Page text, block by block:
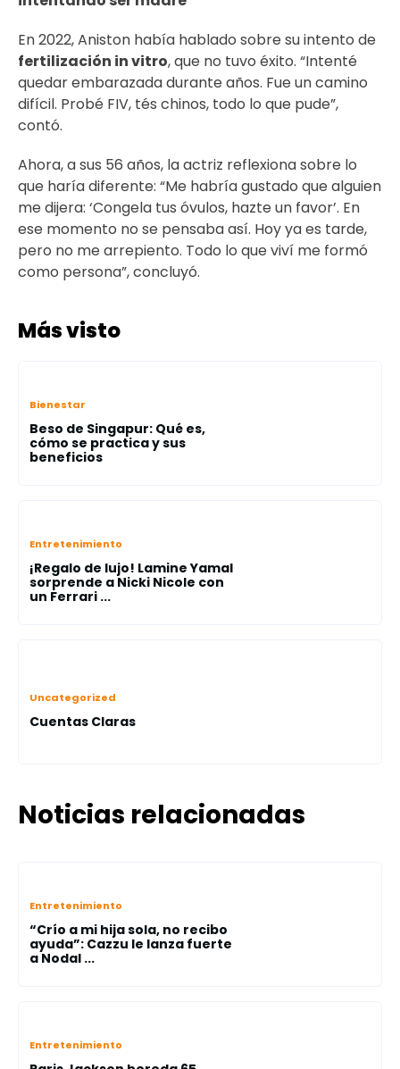
En 2022, Aniston había hablado sobre su intento de
fertilización in vitro, que no tuvo éxito. “Intenté
quedar embarazada durante años. Fue un camino
difícil. Probé FIV, tés chinos, todo lo que pude”,
contó.
Ahora, a sus 56 años, la actriz reflexiona sobre lo
que haría diferente: “Me habría gustado que alguien
me dijera: ‘Congela tus óvulos, hazte un favor’. En
ese momento no se pensaba así. Hoy ya es tarde,
pero no me arrepiento. Todo lo que viví me formó
como persona”, concluyó.
Más visto
Bienestar
Beso de Singapur: Qué es,
cómo se practica y sus
beneficios
Entretenimiento
¡Regalo de lujo! Lamine Yamal
sorprende a Nicki Nicole con
un Ferrari ...
Uncategorized
Cuentas Claras
Noticias relacionadas
Entretenimiento
“Crío a mi hija sola, no recibo
ayuda”: Cazzu le lanza fuerte
a Nodal ...
Entretenimiento